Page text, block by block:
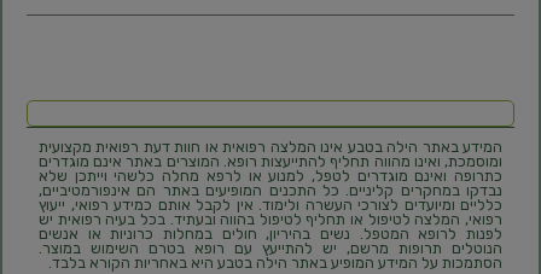
המידע באתר הילה בטבע אינו המלצה רפואית או חוות דעת רפואית מקצועית
ומוסמכת, ואינו מהווה תחליף להתייעצות רופא. המוצרים באתר אינם מוגדרים
כתרופה ואינם מוגדרים לטפל, למנוע או לרפא מחלה כלשהי וייתכן שלא
נבדקו במחקרים קליניים. כל התכנים המופיעים באתר הם אינפורמטיביים,
כלליים ומיועדים לצורכי העשרה ולימוד. אין לקבל אותם כמידע רפואי, ייעוץ
רפואי, המלצה לטיפול או תחליף לטיפול בהווה ובעתיד. בכל בעיה רפואית יש
לפנות לרופא המטפל. נשים בהיריון, חולים במחלות כרוניות או אנשים
הנוטלים תרופות מרשם, יש להתייעץ עם רופא בטרם השימוש במוצר.
הסתמכות על המידע המופיע באתר הילה בטבע היא באחריות הקורא בלבד.